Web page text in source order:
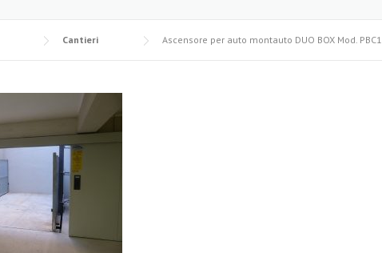
Cantieri Ascensore per auto montauto DUO BOX Mod. PBC1